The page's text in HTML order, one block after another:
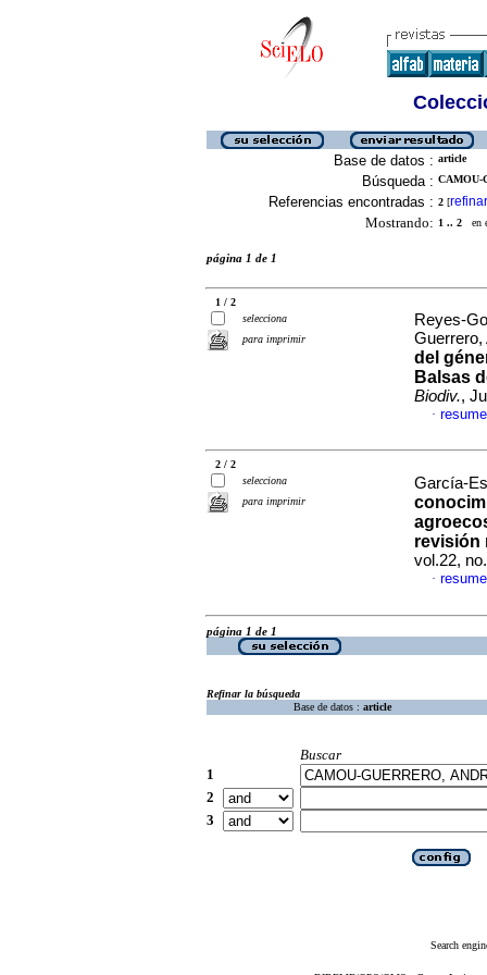
Base de datos : article
Búsqueda : CAMOU-
Referencias encontradas : 2 [refinar
Mostrando: 1 .. 2 en
página 1 de 1
1 / 2
selecciona
para imprimir
Reyes-
del
Balsas
Biodiv.,
·
2 / 2
selecciona
para imprimir
García-
revisión
vol.22,
·
página 1 de 1
Refinar la búsqueda
Base de datos : article
Buscar
1
2
3
Search